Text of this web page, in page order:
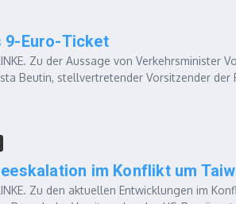
9-Euro-Ticket
Zu der Aussage von Verkehrsminister
Beutin, stellvertretender Vorsitzender der
im Konflikt um
Zu den aktuellen Entwicklungen im